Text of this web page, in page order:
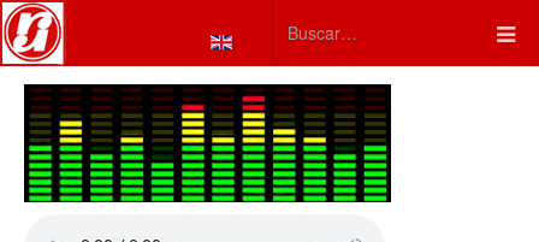
Seleccione su idioma
Type 2 or more characters